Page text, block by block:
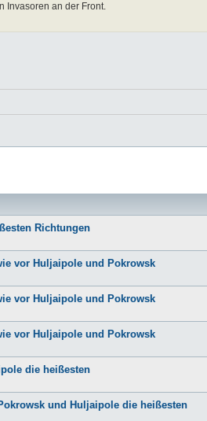
Invasoren an der Front.
Richtungen
vor Huljaipole und Pokrowsk
vor Huljaipole und Pokrowsk
vor Huljaipole und Pokrowsk
die heißesten
und Huljaipole die heißesten